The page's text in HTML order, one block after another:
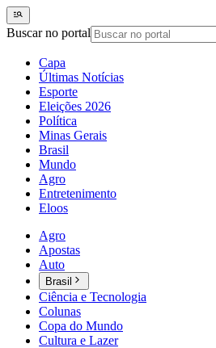
Buscar no portal
Capa
Últimas Notícias
Esporte
Eleições 2026
Política
Minas Gerais
Brasil
Mundo
Agro
Entretenimento
Eloos
Agro
Apostas
Auto
Brasil
Ciência e Tecnologia
Colunas
Copa do Mundo
Cultura e Lazer